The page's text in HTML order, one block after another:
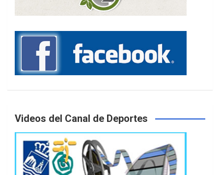
Videos del Canal de Deportes